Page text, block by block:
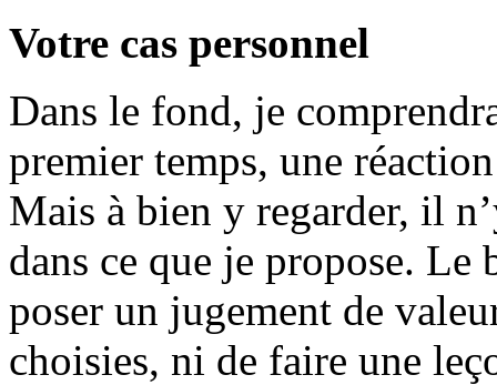
Votre cas personnel
Dans le fond, je
premier temps, une
Mais à bien y regarder, il
dans ce que je propose. Le
poser un jugement de
choisies, ni de faire une